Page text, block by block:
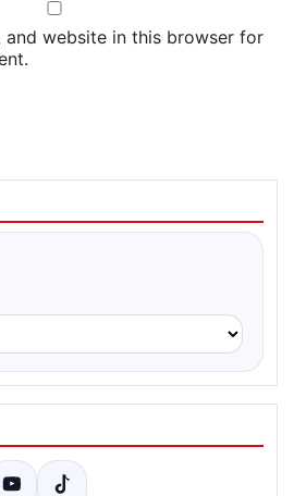
and website in this browser for